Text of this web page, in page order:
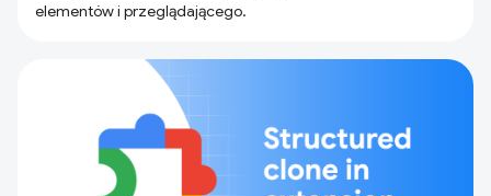
elementów i przeglądającego.